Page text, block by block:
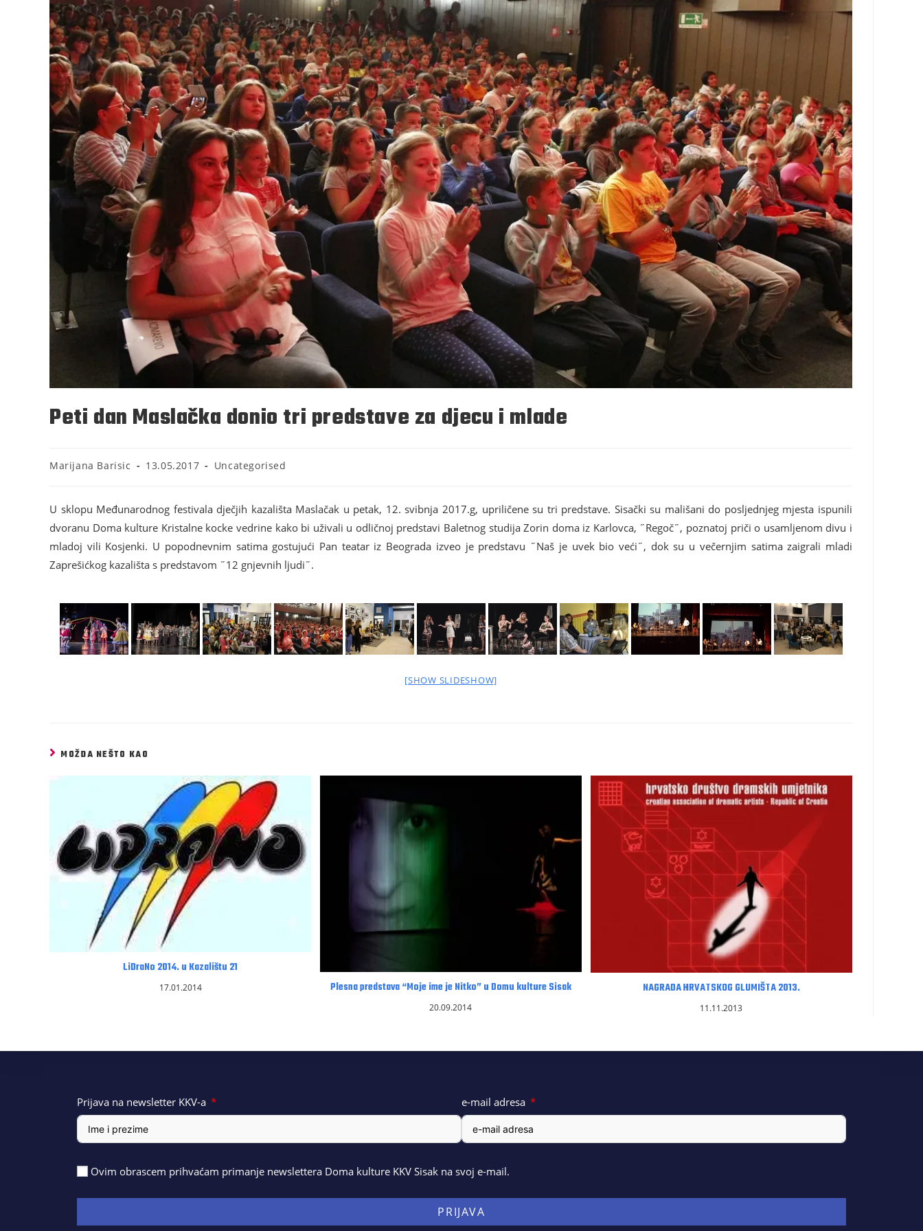
Peti dan Maslačka donio tri predstave za djecu i mlade
Marijana Barisic 13.05.2017 Uncategorised
U sklopu Međunarodnog festivala dječjih kazališta Maslačak u petak, 12. svibnja 2017.g, upriličene su tri predstave. Sisački su mališani do posljednjeg mjesta ispunili
dvoranu Doma kulture Kristalne kocke vedrine kako bi uživali u odličnoj predstavi Baletnog studija Zorin doma iz Karlovca, ˝Regoč˝, poznatoj priči o usamljenom divu i
mladoj vili Kosjenki. U popodnevnim satima gostujući Pan teatar iz Beograda izveo je predstavu ˝Naš je uvek bio veći˝, dok su u večernjim satima zaigrali mladi
Zaprešićkog kazališta s predstavom ˝12 gnjevnih ljudi˝.
[SHOW SLIDESHOW]
MOŽDA NEŠTO KAO
LiDraNo 2014. u Kazalištu 21
17.01.2014 Plesna predstava “Moje ime je Nitko” u Domu kulture Sisak
20.09.2014
NAGRADA HRVATSKOG GLUMIŠTA 2013.
11.11.2013
Prijava na newsletter KKV-a e-mail adresa
Ovim obrascem prihvaćam primanje newslettera Doma kulture KKV Sisak na svoj e-mail.
PRIJAVA